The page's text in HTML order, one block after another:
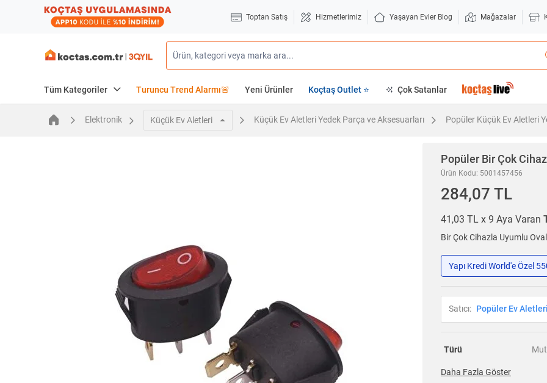
Toptan Satış Hizmetlerimiz Yaşayan Evler Blog Mağazalar
Tüm Kategoriler Turuncu Trend Alarmı🚨 Yeni Ürünler Koçtaş Outlet ⭐ Çok Satanlar
Elektronik Küçük Ev Aletleri Küçük Ev Aletleri Yedek Parça ve Aksesuarları Popüler Küçük Ev Aletleri
Popüler Bir Çok
Ürün Kodu: 5001457456
284,07 TL
41,03 TL x 9 Aya Varan
Bir Çok Cihazla Uyumlu
Yapı Kredi World'e Özel
Satıcı: Popüler Ev Aletleri
Türü
Daha Fazla Göster